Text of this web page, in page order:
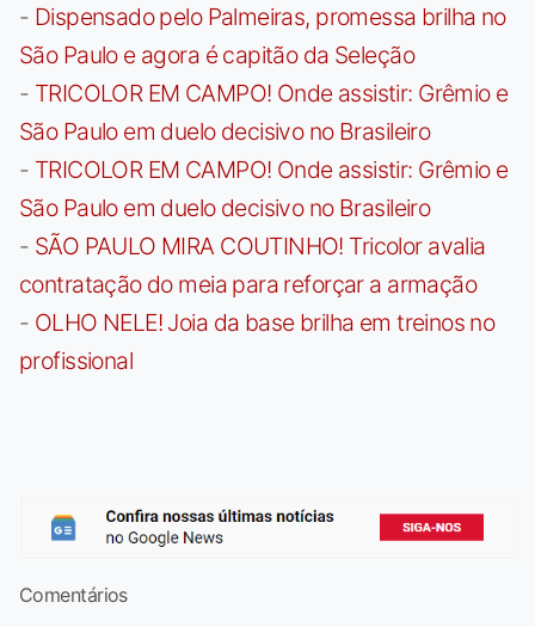
- Dispensado pelo Palmeiras, promessa brilha no
São Paulo e agora é capitão da Seleção
- TRICOLOR EM CAMPO! Onde assistir: Grêmio e
São Paulo em duelo decisivo no Brasileiro
- TRICOLOR EM CAMPO! Onde assistir: Grêmio e
São Paulo em duelo decisivo no Brasileiro
- SÃO PAULO MIRA COUTINHO! Tricolor avalia
contratação do meia para reforçar a armação
- OLHO NELE! Joia da base brilha em treinos no
profissional
Comentários